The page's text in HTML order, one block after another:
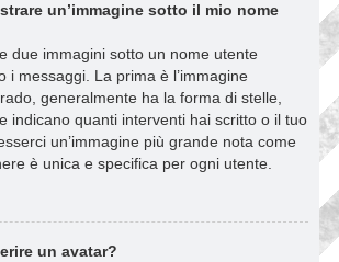
un’immagine sotto il mio nome
due immagini sotto un nome utente
i messaggi. La prima è l’immagine
generalmente ha la forma di stelle,
indicano quanti interventi hai scritto o il tuo
un’immagine più grande nota come
è unica e specifica per ogni utente.
un avatar?